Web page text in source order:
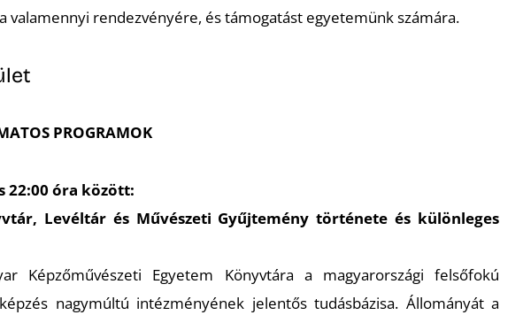
valamennyi rendezvényére, és támogatást egyetemünk számára.
PROGRAMOK
22:00 óra között:
Levéltár és Művészeti Gyűjtemény története és különleges
Képzőművészeti Egyetem Könyvtára a magyarországi felsőfokú
nagymúltú intézményének jelentős tudásbázisa. Állományát a